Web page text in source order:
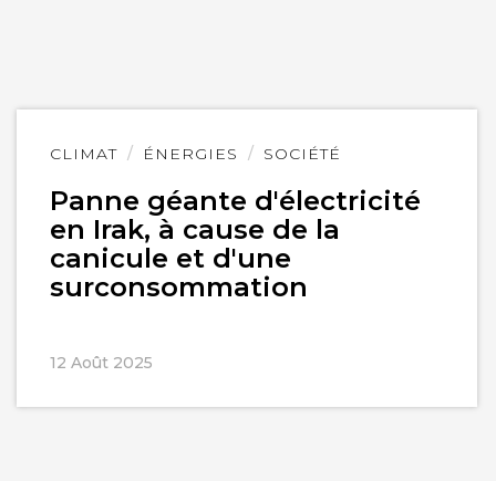
CLIMAT ÉNERGIES SOCIÉTÉ
Panne géante d'électricité
en Irak, à cause de la
canicule et d'une
surconsommation
12 Août 2025
Lire